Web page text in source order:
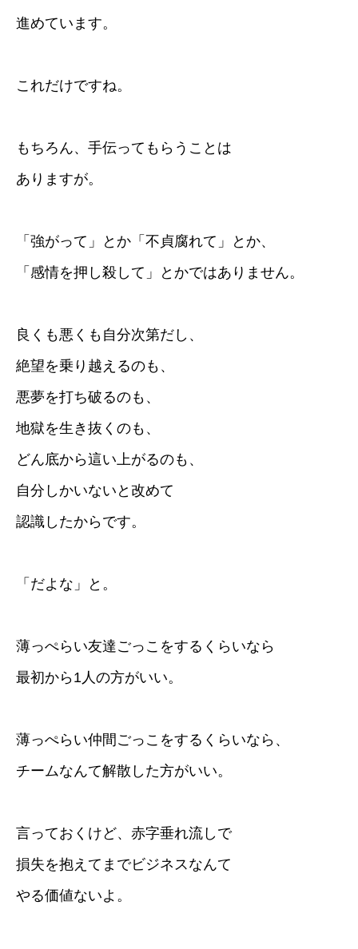
進めています。
これだけですね。
もちろん、手伝ってもらうことは
ありますが。
「強がって」とか「不貞腐れて」とか、
「感情を押し殺して」とかではありません。
良くも悪くも自分次第だし、
絶望を乗り越えるのも、
悪夢を打ち破るのも、
地獄を生き抜くのも、
どん底から這い上がるのも、
自分しかいないと改めて
認識したからです。
「だよな」と。
薄っぺらい友達ごっこをするくらいなら
最初から1人の方がいい。
薄っぺらい仲間ごっこをするくらいなら、
チームなんて解散した方がいい。
言っておくけど、赤字垂れ流しで
損失を抱えてまでビジネスなんて
やる価値ないよ。